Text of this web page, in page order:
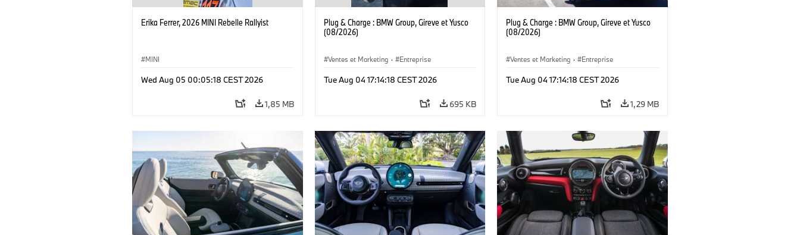
Erika Ferrer, 2026 MINI Rebelle Rallyist
MINI
Wed Aug 05 00:05:18 CEST 2026
1,85 MB
Plug & Charge : BMW Group, Gireve et Yusco
(08/2026)
Ventes et Marketing · Entreprise
Tue Aug 04 17:14:18 CEST 2026
695 KB
Plug & Charge : BMW Group, Gireve et Yusco
(08/2026)
Ventes et Marketing · Entreprise
Tue Aug 04 17:14:18 CEST 2026
1,29 MB